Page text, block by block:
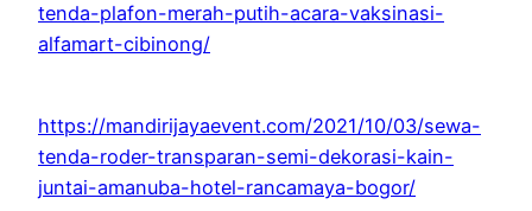
tenda-plafon-merah-putih-acara-vaksinasi-
alfamart-cibinong/
https://mandirijayaevent.com/2021/10/03/sewa-
tenda-roder-transparan-semi-dekorasi-kain-
juntai-amanuba-hotel-rancamaya-bogor/